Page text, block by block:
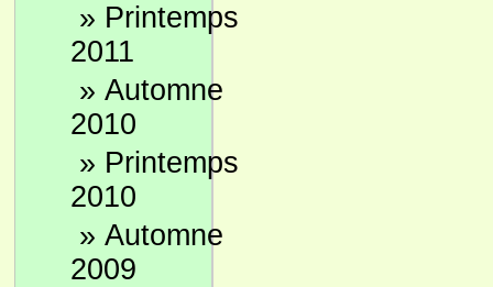
» Printemps
2011
» Automne
2010
» Printemps
2010
» Automne
2009